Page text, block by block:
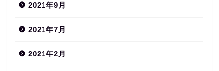
2021年9月
2021年7月
2021年2月